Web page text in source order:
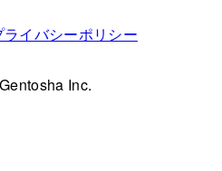
ライバシーポリシー
Inc.